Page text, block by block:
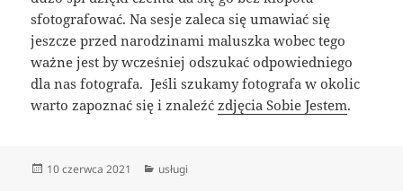
sfotografować. Na sesje zaleca się umawiać się
jeszcze przed narodzinami maluszka wobec tego
ważne jest by wcześniej odszukać odpowiedniego
dla nas fotografa. Jeśli szukamy fotografa w okolic
warto zapoznać się i znaleźćzdjęcia Sobie Jestem.
Data
10 czerwca 2021 Kategorie
usługi